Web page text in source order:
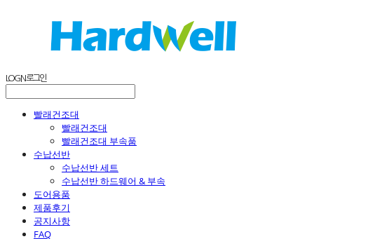
LOG IN로그인
빨래건조대
빨래건조대
빨래건조대 부속품
수납선반
수납선반 세트
수납선반 하드웨어 & 부속
도어용품
제품후기
공지사항
FAQ